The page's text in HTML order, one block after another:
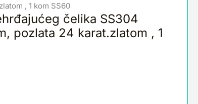
, 1 kom SS60
čelika SS304
pozlata 24 karat.zlatom , 1